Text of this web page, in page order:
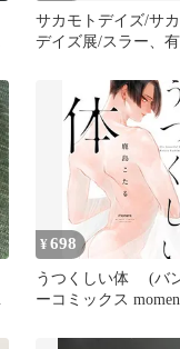
サカモトデイズ/サ
デイズ展/スラー、有
¥698
うつくしい体 (バ
ーコミックス